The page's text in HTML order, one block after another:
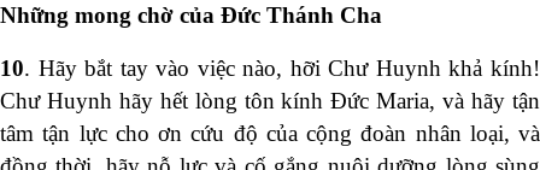
Những mong chờ của Đức Thánh Cha
10. Hãy bắt tay vào việc nào, hỡi Chư Huynh khả kính!
Chư Huynh hãy hết lòng tôn kính Đức Maria, và hãy tận
tâm tận lực cho ơn cứu độ của cộng đoàn nhân loại, và